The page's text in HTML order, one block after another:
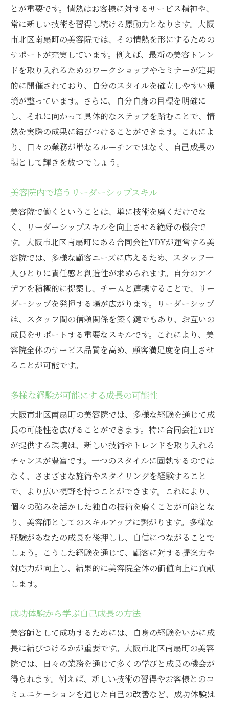
とが重要です。情熱はお客様に対するサービス精神や、
常に新しい技術を習得し続ける原動力となります。大阪
市北区南扇町の美容院では、その情熱を形にするための
サポートが充実しています。例えば、最新の美容トレン
ドを取り入れるためのワークショップやセミナーが定期
的に開催されており、自分のスタイルを確立しやすい環
境が整っています。さらに、自分自身の目標を明確に
し、それに向かって具体的なステップを踏むことで、情
熱を実際の成果に結びつけることができます。これによ
り、日々の業務が単なるルーチンではなく、自己成長の
場として輝きを放つでしょう。
美容院内で培うリーダーシップスキル
美容院で働くということは、単に技術を磨くだけでな
く、リーダーシップスキルを向上させる絶好の機会で
す。大阪市北区南扇町にある合同会社YDYが運営する美
容院では、多様な顧客ニーズに応えるため、スタッフ一
人ひとりに責任感と創造性が求められます。自分のアイ
デアを積極的に提案し、チームと連携することで、リー
ダーシップを発揮する場が広がります。リーダーシップ
は、スタッフ間の信頼関係を築く鍵でもあり、お互いの
成長をサポートする重要なスキルです。これにより、美
容院全体のサービス品質を高め、顧客満足度を向上させ
ることが可能です。
多様な経験が可能にする成長の可能性
大阪市北区南扇町の美容院では、多様な経験を通じて成
長の可能性を広げることができます。特に合同会社YDY
が提供する環境は、新しい技術やトレンドを取り入れる
チャンスが豊富です。一つのスタイルに固執するのでは
なく、さまざまな施術やスタイリングを経験すること
で、より広い視野を持つことができます。これにより、
個々の強みを活かした独自の技術を磨くことが可能とな
り、美容師としてのスキルアップに繋がります。多様な
経験があなたの成長を後押しし、自信につながることで
しょう。こうした経験を通じて、顧客に対する提案力や
対応力が向上し、結果的に美容院全体の価値向上に貢献
します。
成功体験から学ぶ自己成長の方法
美容師として成功するためには、自身の経験をいかに成
長に結びつけるかが重要です。大阪市北区南扇町の美容
院では、日々の業務を通じて多くの学びと成長の機会が
得られます。例えば、新しい技術の習得やお客様とのコ
ミュニケーションを通じた自己の改善など、成功体験は